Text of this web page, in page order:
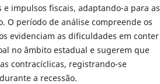
impulsos fiscais, adaptando-a para as
O período de análise compreende os
evidenciam as dificuldades em conter
no âmbito estadual e sugerem que
contracíclicas, registrando-se
a recessão.